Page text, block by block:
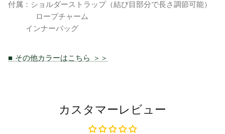
付属：ショルダーストラップ（結び目部分で長さ調節可能）
ロープチャーム
インナーバッグ
■ その他カラーはこちら ＞＞
カスタマーレビュー